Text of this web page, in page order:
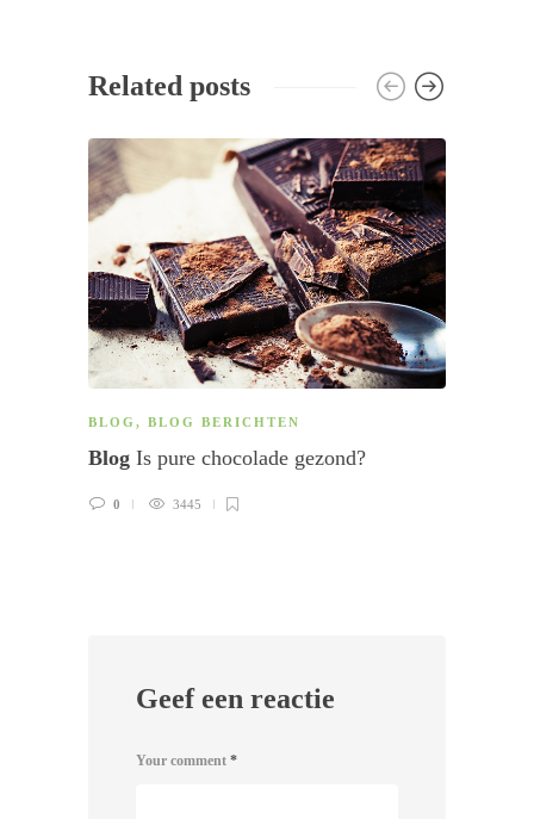
Related posts
BLOG , BLOG BERICHTEN
Blog Is pure chocolade gezond?
0 3445
Geef een reactie
Your comment *